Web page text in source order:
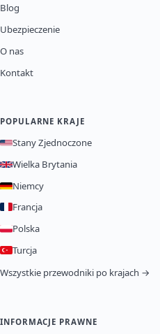
Blog
Ubezpieczenie
O nas
Kontakt
POPULARNE KRAJE
Stany Zjednoczone
Wielka Brytania
Niemcy
Francja
Polska
Turcja
Wszystkie przewodniki po krajach →
INFORMACJE PRAWNE